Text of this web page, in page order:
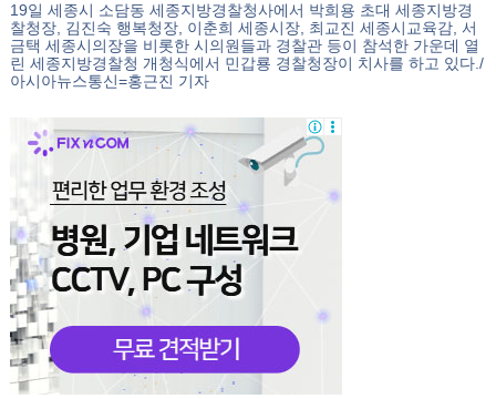
19일 세종시 소담동 세종지방경찰청사에서 박희용 초대 세종지방경
찰청장, 김진숙 행복청장, 이춘희 세종시장, 최교진 세종시교육감, 서
금택 세종시의장을 비롯한 시의원들과 경찰관 등이 참석한 가운데 열
린 세종지방경찰청 개청식에서 민갑룡 경찰청장이 치사를 하고 있다./
아시아뉴스통신=홍근진 기자